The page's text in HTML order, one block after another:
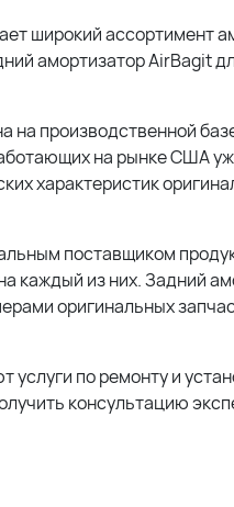
широкий ассортимент
амортизатор AirBagit
на производственной
на рынке США
характеристик
поставщиком
каждый из них. Задний
оригинальных
по ремонту и
консультацию